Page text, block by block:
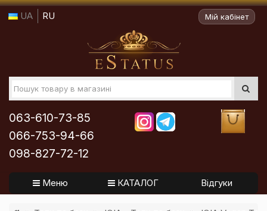
UA RU Мій кабінет
063-610-73-85
066-753-94-66
098-827-72-12
Меню КАТАЛОГ Відгуки